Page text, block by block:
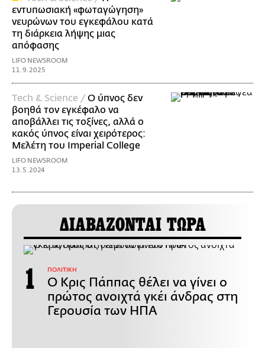
εντυπωσιακή «φωταγώγηση»
νευρώνων του εγκεφάλου κατά
τη διάρκεια λήψης μιας
απόφασης
LIFO NEWSROOM
11.9.2025
Τech & Science /Ο ύπνος δεν
βοηθά τον εγκέφαλο να
αποβάλλει τις τοξίνες, αλλά ο
κακός ύπνος είναι χειρότερος:
Μελέτη του Imperial College
LIFO NEWSROOM
13.5.2024
ΔΙΑΒΑΖΟΝΤΑΙ ΤΩΡΑ
ΠΟΛΙΤΙΚΗ
Ο Κρις Πάππας θέλει να γίνει ο
πρώτος ανοιχτά γκέι άνδρας στη
Γερουσία των ΗΠΑ